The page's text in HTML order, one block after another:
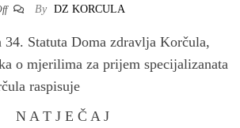
a
By DZ KORCULA
34. Statuta Doma zdravlja Korčula,
o mjerilima za prijem specijalizanata
raspisuje
N A T J E Č A J